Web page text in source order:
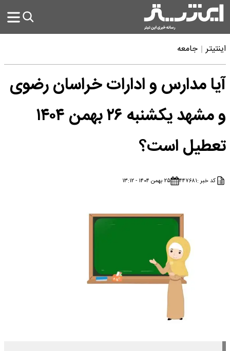
اینتیتر جامعه
آیا مدارس و ادارات خراسان رضوی
و مشهد یکشنبه ۲۶ بهمن ۱۴۰۴
تعطیل است؟
کد خبر :۴۴۷۶۸۱ ۲۵ بهمن ۱۴۰۴ - ۱۳:۱۲